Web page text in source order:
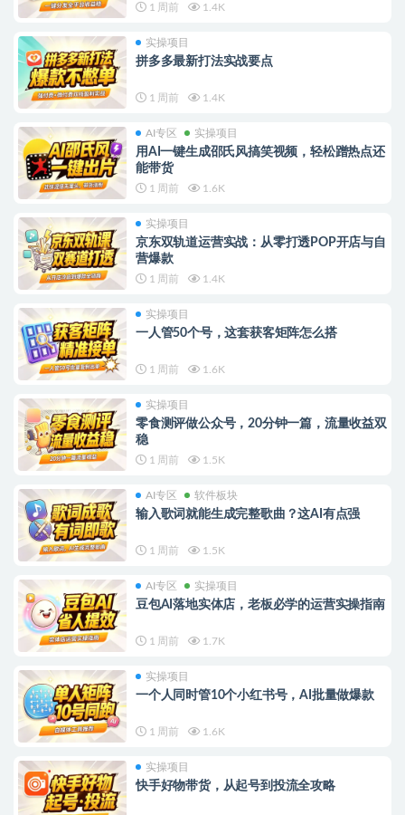
1 周前 1.4K
实操项目
拼多多最新打法实战要点
1 周前 1.4K
AI专区 实操项目
用AI一键生成邵氏风搞笑视频，轻松蹭热点还
能带货
1 周前 1.6K
实操项目
京东双轨道运营实战：从零打透POP开店与自
营爆款
1 周前 1.4K
实操项目
一人管50个号，这套获客矩阵怎么搭
1 周前 1.6K
实操项目
零食测评做公众号，20分钟一篇，流量收益双
稳
1 周前 1.5K
AI专区 软件板块
输入歌词就能生成完整歌曲？这AI有点强
1 周前 1.5K
AI专区 实操项目
豆包AI落地实体店，老板必学的运营实操指南
1 周前 1.7K
实操项目
一个人同时管10个小红书号，AI批量做爆款
1 周前 1.6K
实操项目
快手好物带货，从起号到投流全攻略